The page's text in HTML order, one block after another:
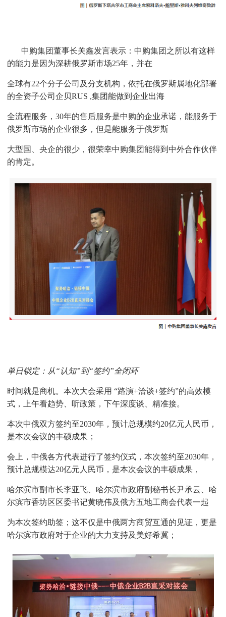
中购集团董事长关鑫发言表示：中购集团之所以有这样
的能力是因为深耕俄罗斯市场25年，并在
全球有22个分子公司 及分支机构，依托在俄罗斯属地化部署
的全资子公司企贝RUS ,集团能做到企业出海
全流程服务，30年的售后服务是中购的企业承诺，能服务于
俄罗斯市场的企业很多，但是能服务于俄罗斯
大型国、央企的很少，很荣幸中购集团能得到中外合作伙伴
的肯定。
单日锁定：从“认知”到“签约”全闭环
时间就是商机。本次大会采用 “路演+洽谈+签约”的高效模
式，上午看趋势、听政策，下午深度谈、精准接。
本次中俄双方签约至2030年，预计总规模约20亿元人民币，
是本次会议的丰硕成果；
会上，中俄各方代表进行了签约仪式，本次签约至2030年，
预计总规模达20亿元人民币，是本次会议的丰硕成果，
哈尔滨市副市长李亚飞、哈尔滨市政府副秘书长尹承云、哈
尔滨市香坊区区委书记黄晓伟及俄方五地工商会代表一起
为本次签约助签；这不仅是中俄两方商贸互通的见证，更是
哈尔滨市政府对于企业的大力支持及美好希冀；